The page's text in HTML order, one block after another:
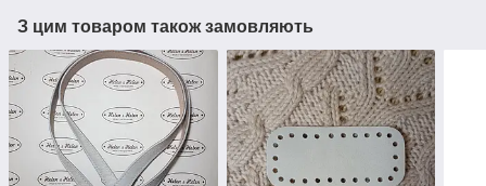
З цим товаром також замовляють